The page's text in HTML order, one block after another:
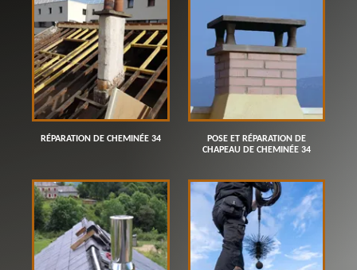
RÉPARATION DE CHEMINÉE 34
POSE ET RÉPARATION DE
CHAPEAU DE CHEMINÉE 34